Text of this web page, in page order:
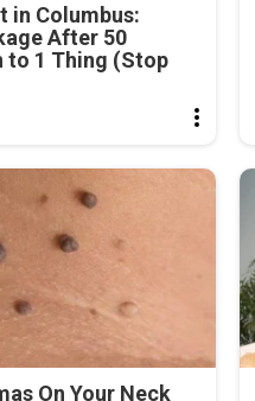
in Columbus:
After 50
to 1 Thing (Stop
On Your Neck